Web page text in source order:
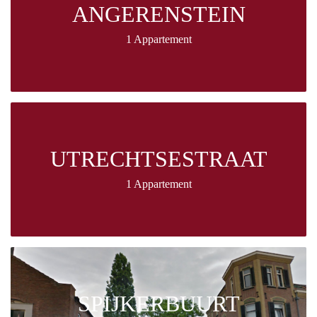
ANGERENSTEIN
1 Appartement
UTRECHTSESTRAAT
1 Appartement
SPIJKERBUURT